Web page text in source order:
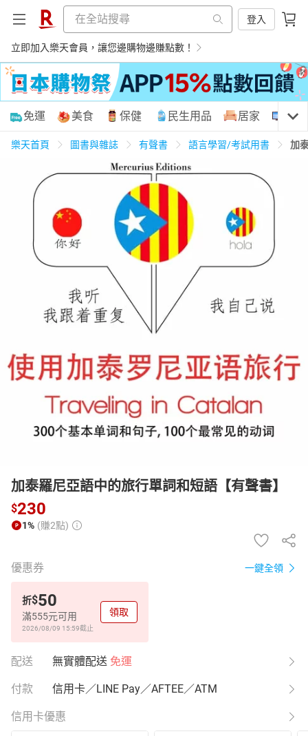
登入
立即加入樂天會員，讓您邊購物邊賺點數！
購物網分類
天天免運 美食蛋糕 養生保健 民生用品
居家生活 3C家電 運動休閒 親子玩具
男裝 化妝保養 情趣用品
日本購物 電子/紙本書
HOT
免運 美食 保健 民生用品 居家 3C
樂天首頁 圖書與雜誌 有聲書 語言學習/考試用書 加
加泰羅尼亞語中的旅行單詞和短語【有聲書】
$230
1% (賺2點)
優惠券 一鍵全領
折$50
滿555元可用
2026/08/09 15:59截止
領取
配送 無實體配送 免運
付款 信用卡／LINE Pay／AFTEE／ATM
信用卡優惠